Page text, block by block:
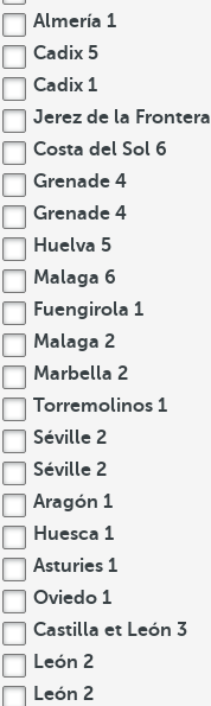
Almería 1
Cadix 5
Cadix 1
Jerez de la Frontera
Costa del Sol 6
Grenade 4
Grenade 4
Huelva 5
Malaga 6
Fuengirola 1
Malaga 2
Marbella 2
Torremolinos 1
Séville 2
Séville 2
Aragón 1
Huesca 1
Asturies 1
Oviedo 1
Castilla et León 3
León 2
León 2